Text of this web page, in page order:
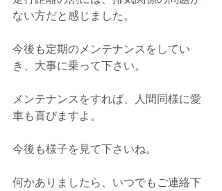
ない方だと感じました。
今後も定期のメンテナンスをしてい
き、大事に乗って下さい。
メンテナンスをすれば、人間同様に愛
車も喜びますよ。
今後も様子を見て下さいね。
何かありましたら、いつでもご連絡下